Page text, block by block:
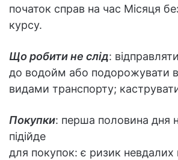
початок справ на час Місяця
курсу.
Що робити не слід:
до водойм або подорожувати
видами транспорту;
Покупки: перша половина дня
підійде
для покупок: є ризик